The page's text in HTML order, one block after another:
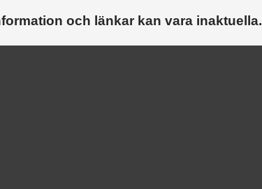
och länkar kan vara inaktuella.